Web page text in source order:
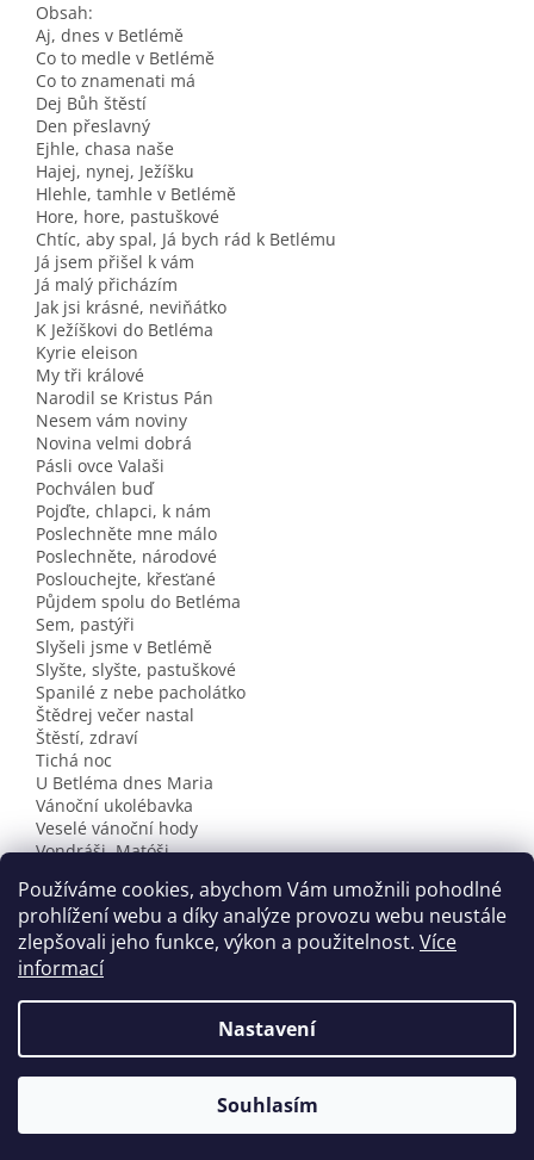
Používáme cookies, abychom Vám umožnili pohodlné
prohlížení webu a díky analýze provozu webu neustále
zlepšovali jeho funkce, výkon a použitelnost. Více
informací
Nastavení
Souhlasím
Obsah:
Aj, dnes v Betlémě
Co to medle v Betlémě
Co to znamenati má
Dej Bůh štěstí
Den přeslavný
Ejhle, chasa naše
Hajej, nynej, Ježíšku
Hlehle, tamhle v Betlémě
Hore, hore, pastuškové
Chtíc, aby spal, Já bych rád k Betlému
Já jsem přišel k vám
Já malý přicházím
Jak jsi krásné, neviňátko
K Ježíškovi do Betléma
Kyrie eleison
My tři králové
Narodil se Kristus Pán
Nesem vám noviny
Novina velmi dobrá
Pásli ovce Valaši
Pochválen buď
Pojďte, chlapci, k nám
Poslechněte mne málo
Poslechněte, národové
Poslouchejte, křesťané
Půjdem spolu do Betléma
Sem, pastýři
Slyšeli jsme v Betlémě
Slyšte, slyšte, pastuškové
Spanilé z nebe pacholátko
Štědrej večer nastal
Štěstí, zdraví
Tichá noc
U Betléma dnes Maria
Vánoční ukolébavka
Veselé vánoční hody
Vondráši, Matóši
Vzhůru, bratři milí
Vytvořil Shoptet
houslovyklic.cz. Všechna práva vyhrazena.